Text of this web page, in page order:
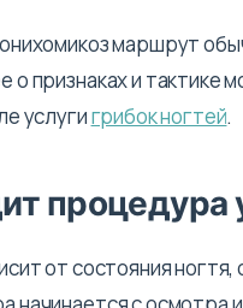
маршрут
о признаках и тактике
услугигрибок ногтей.
процедура
от состояния